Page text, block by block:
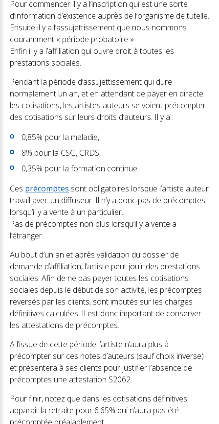
Pour commencer il y a l’inscription qui est une sorte
d’information d’existence auprès de l’organisme de tutelle.
Ensuite il y a l’assujettissement que nous nommons
couramment « période probatoire »
Enfin il y a l’affiliation qui ouvre droit à toutes les
prestations sociales.
Pendant la période d’assujettissement qui dure
normalement un an, et en attendant de payer en directe
les cotisations, les artistes auteurs se voient précompter
des cotisations sur leurs droits d’auteurs. Il y a :
0,85% pour la maladie,
8% pour la CSG, CRDS,
0,35% pour la formation continue.
Ces précomptes sont obligatoires lorsque l’artiste auteur
travail avec un diffuseur. Il n’y a donc pas de précomptes
lorsqu’il y a vente à un particulier.
Pas de précomptes non plus lorsqu’il y a vente a
l’étranger.
Au bout d’un an et après validation du dossier de
demande d’affiliation, l’artiste peut jouir des prestations
sociales. Afin de ne pas payer toutes les cotisations
sociales depuis le début de son activité, les précomptes
reversés par les clients, sont imputés sur les charges
définitives calculées. Il est donc important de conserver
les attestations de précomptes.
A l’issue de cette période l’artiste n’aura plus à
précompter sur ces notes d’auteurs (sauf choix inverse)
et présentera à ses clients pour justifier l’absence de
précomptes une attestation S2062.
Pour finir, notez que dans les cotisations définitives
apparait la retraite pour 6.65% qui n’aura pas été
précomptée préalablement.